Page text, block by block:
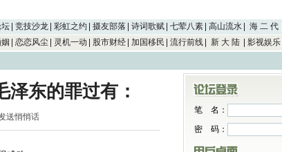
竞技沙龙 彩虹之约 摄友部落 诗词歌赋 七荤八素 高山流水 海 二 代
恋恋风尘 灵机一动 股市财经 加国移民 流行前线 新 大 陆 影视娱乐
东的罪过有：
送悄悄话
笔 名：
密 码：